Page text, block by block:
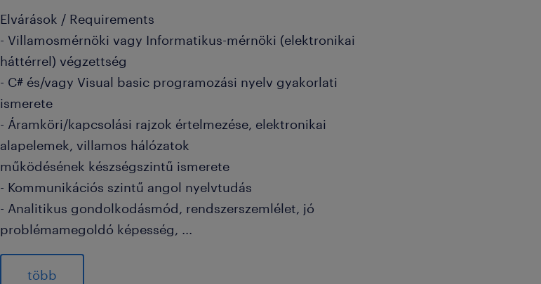
Elvárások / Requirements
- Villamosmérnöki vagy Informatikus-mérnöki (elektronikai
háttérrel) végzettség
- C# és/vagy Visual basic programozási nyelv gyakorlati
ismerete
- Áramköri/kapcsolási rajzok értelmezése, elektronikai
alapelemek, villamos hálózatok
működésének készségszintű ismerete
- Kommunikációs szintű angol nyelvtudás
- Analitikus gondolkodásmód, rendszerszemlélet, jó
problémamegoldó képesség, ...
fejlesztői hozzáállás
több